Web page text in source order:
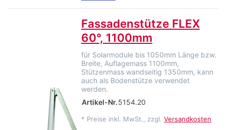
Fassadenstütze FLEX
60°, 1100mm
für Solarmodule bis 1050mm Länge bzw.
Breite, Auflagemass 1100mm,
Stützenmass wandseitig 1350mm, kann
auch als Bodenstütze verwendet
werden.
Artikel-Nr.5154.20
* Preise inkl. MwSt., zzgl. Versandkosten